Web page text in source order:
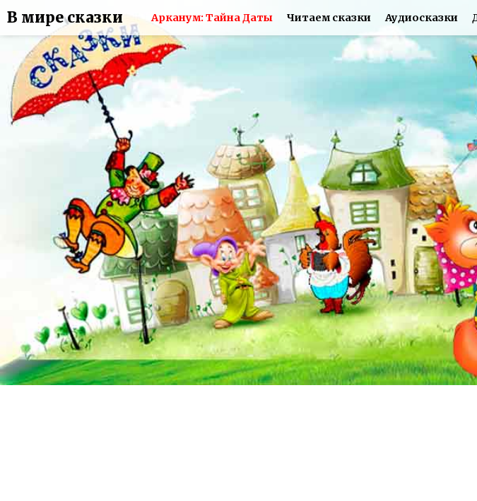
В мире сказки Арканум: Тайна Даты Читаем сказки Аудиосказки